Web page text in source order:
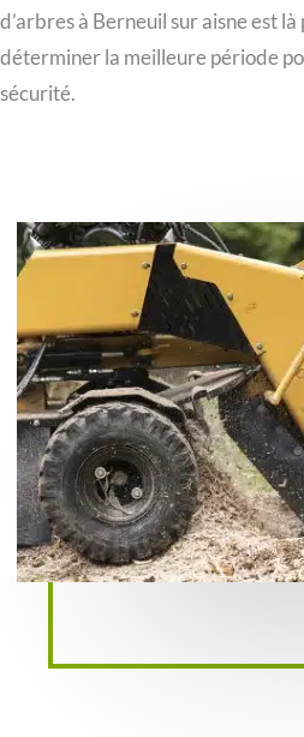
d’arbres à Berneuil sur aisne est
déterminer la meilleure période
sécurité.